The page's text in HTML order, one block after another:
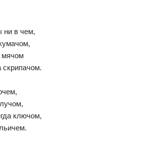
ни в чем,
мячом
ключом,